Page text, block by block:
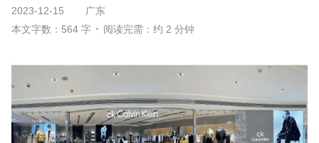
2023-12-15
广东
本文字数：564 字
阅读完需：约 2 分钟